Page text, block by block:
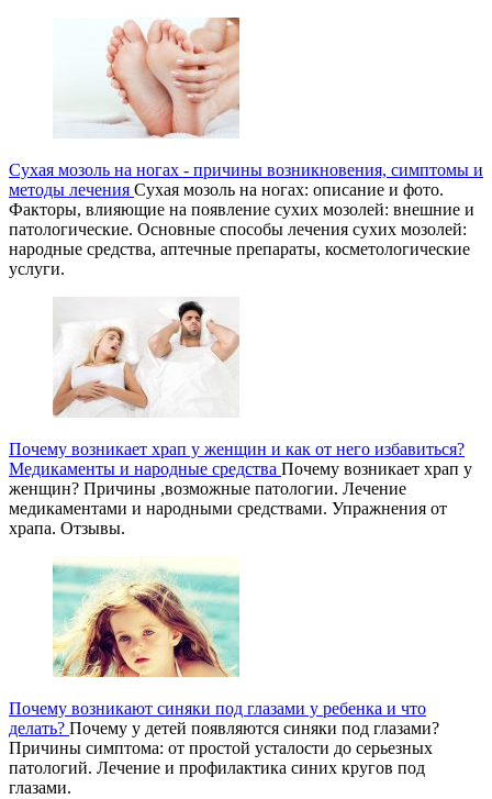
Сухая мозоль на ногах - причины возникновения, симптомы и
методы лечения Сухая мозоль на ногах: описание и фото.
Факторы, влияющие на появление сухих мозолей: внешние и
патологические. Основные способы лечения сухих мозолей:
народные средства, аптечные препараты, косметологические
услуги.
Почему возникает храп у женщин и как от него избавиться?
Медикаменты и народные средства Почему возникает храп у
женщин? Причины ,возможные патологии. Лечение
медикаментами и народными средствами. Упражнения от
храпа. Отзывы.
Почему возникают синяки под глазами у ребенка и что
делать? Почему у детей появляются синяки под глазами?
Причины симптома: от простой усталости до серьезных
патологий. Лечение и профилактика синих кругов под
глазами.